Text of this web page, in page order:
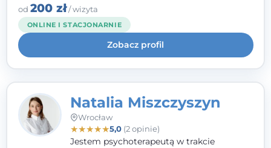
klinicznej na SWPS we Wrocławiu. W pracy
kieruję się empatią, etyką zawodową i
uważnością na potrzeby klienta.
od 200 zł/ wizyta
ONLINE I STACJONARNIE
Zobacz profil
Natalia Miszczyszyn
Wrocław
★★★★★5,0(2 opinie)
Jestem psychoterapeutą w trakcie